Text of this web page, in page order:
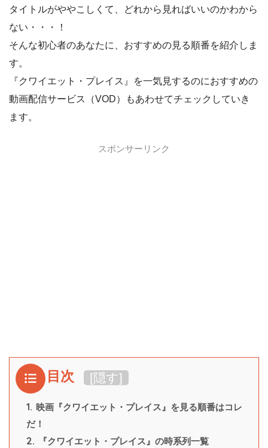
タイトルがややこしくて、どれから見ればいいのかわから
ない・・・！
そんな初心者のあなたに、おすすめの見る順番を紹介しま
す。
『クワイエット・プレイス』を一気見するのにおすすめの
動画配信サービス（VOD）もあわせてチェックしていき
ます。
スポンサーリンク
目次 [隠す]
1. 映画『クワイエット・プレイス』を見る順番はコレ
だ！
2. 『クワイエット・プレイス』の時系列一覧